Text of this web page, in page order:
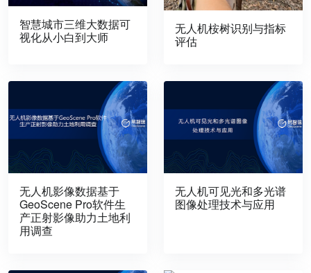
智慧城市三维大数据可
视化从小白到大师
无人机桉树识别与指标
评估
无人机影像数据基于
GeoScene Pro软件生
产正射影像助力土地利
用调查
无人机可见光和多光谱
图像处理技术与应用